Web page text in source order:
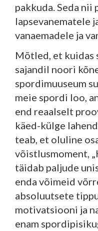
pakkuda. Seda nii
lapsevanematele
vanaemadele ja
Mõtled, et kuidas
sajandil noori
spordimuuseum
meie spordi loo,
end reaalselt
käed-külge
teab, et oluline
võistlusmoment,
täidab paljude
enda võimeid
absoluutsete
motivatsiooni ja
enam